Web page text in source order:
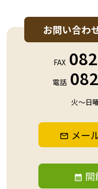
お問い合わ
FAX
電話
火～日
メー
開